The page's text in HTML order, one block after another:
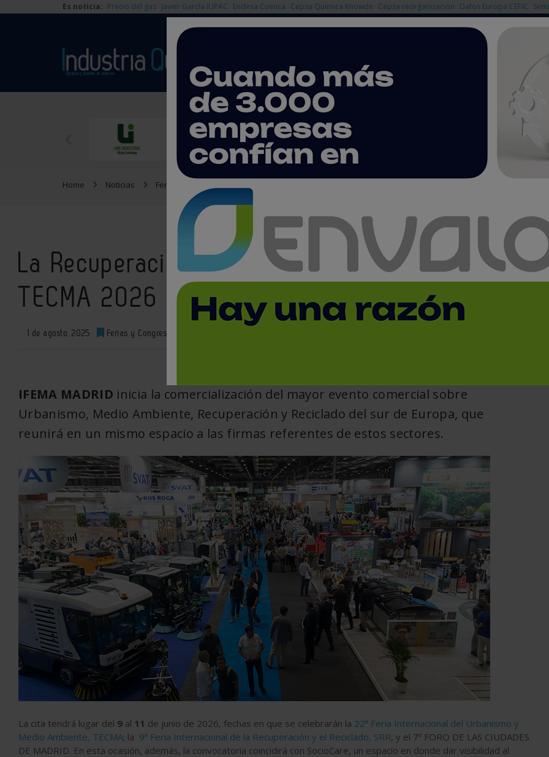
Es noticia: Precio del gas Javier García IUPAC Endesa Cuenca Cepsa Química Knowde Cepsa reorganización Datos Europa CEFIC
Home Noticias Ferias y Congresos
La Recuperación y el Reciclaje se darán cita en
TECMA 2026
1 de agosto, 2025 Ferias y Congresos
IFEMA MADRID inicia la comercialización del mayor evento comercial sobre
Urbanismo, Medio Ambiente, Recuperación y Reciclado del sur de Europa, que
reunirá en un mismo espacio a las firmas referentes de estos sectores.
La cita tendrá lugar del 9 al 11 de junio de 2026, fechas en que se celebrarán la 22ª Feria Internacional del Urbanismo y
Medio Ambiente, TECMA; la 9ª Feria Internacional de la Recuperación y el Reciclado, SRR, y el 7º FORO DE LAS CIUDADES
DE MADRID. En esta ocasión, además, la convocatoria coincidirá con SocioCare, un espacio en donde dar visibilidad al